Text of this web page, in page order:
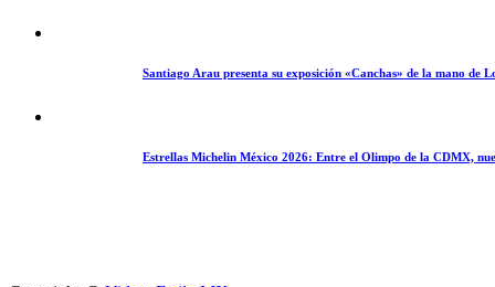
Santiago Arau presenta su exposición «Canchas» de la mano de
Estrellas Michelin México 2026: Entre el Olimpo de la CDMX,